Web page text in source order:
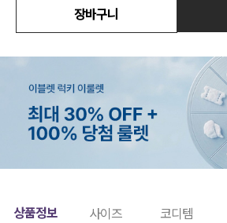
장바구니
상품정보 사이즈 코디템